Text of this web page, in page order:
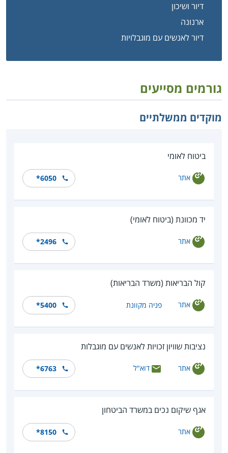
דיור ושיכון
ארנונה
דיור לאנשים עם מוגבלויות
גורמים מסייעים
מוקדים ממשלתיים
ביטוח לאומי
אתר *6050
יד מכוונת (ביטוח לאומי)
אתר *2496
קול הבריאות (משרד הבריאות)
אתר פניה מקוונת *5400
נציבות שוויון זכויות לאנשים עם מוגבלות
אתר דוא"ל *6763
אגף שיקום נכים במשרד הביטחון
אתר *8150